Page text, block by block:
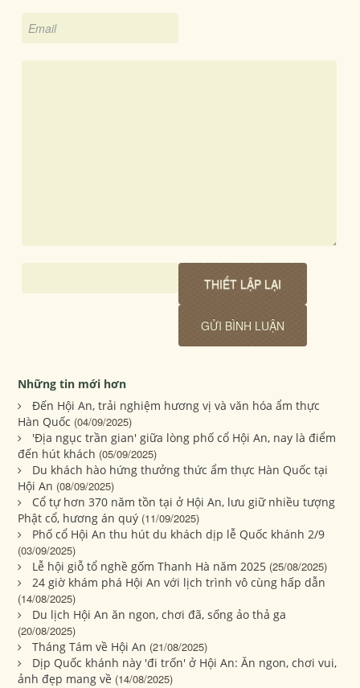
Những tin mới hơn
Đến Hội An, trải nghiệm hương vị và văn hóa ẩm thực
Hàn Quốc (04/09/2025)
'Địa ngục trần gian' giữa lòng phố cổ Hội An, nay là điểm
đến hút khách (05/09/2025)
Du khách hào hứng thưởng thức ẩm thực Hàn Quốc tại
Hội An (08/09/2025)
Cổ tự hơn 370 năm tồn tại ở Hội An, lưu giữ nhiều tượng
Phật cổ, hương án quý (11/09/2025)
Phố cổ Hội An thu hút du khách dịp lễ Quốc khánh 2/9
(03/09/2025)
Lễ hội giỗ tổ nghề gốm Thanh Hà năm 2025 (25/08/2025)
24 giờ khám phá Hội An với lịch trình vô cùng hấp dẫn
(14/08/2025)
Du lịch Hội An ăn ngon, chơi đã, sống ảo thả ga
(20/08/2025)
Tháng Tám về Hội An (21/08/2025)
Dịp Quốc khánh này 'đi trốn' ở Hội An: Ăn ngon, chơi vui,
ảnh đẹp mang về (14/08/2025)